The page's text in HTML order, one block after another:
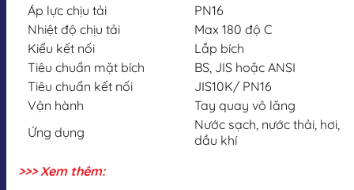
Áp lực chịu tải
PN16
Nhiệt độ chịu tải
Max 180 độ C
Kiểu kết nối
Lắp bích
Tiêu chuẩn mặt bích
BS, JIS hoặc ANSI
Tiêu chuẩn kết nối
JIS10K/ PN16
Vận hành
Tay quay vô lăng
Ứng dụng
Nước sạch, nước thải, hơi,
dầu khí
>>> Xem thêm: